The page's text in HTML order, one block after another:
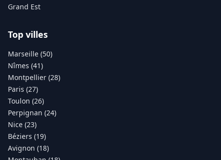
Grand Est
Top villes
Marseille (50)
Nîmes (41)
Montpellier (28)
Paris (27)
Toulon (26)
Perpignan (24)
Nice (23)
Béziers (19)
Avignon (18)